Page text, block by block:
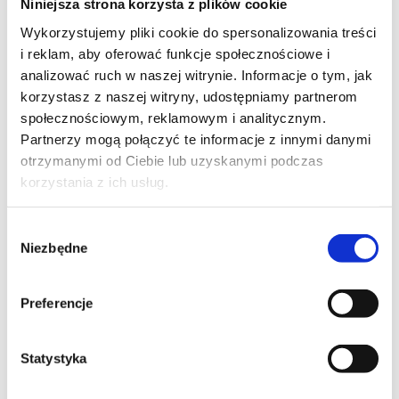
Niniejsza strona korzysta z plików cookie
Wykorzystujemy pliki cookie do spersonalizowania treści
i reklam, aby oferować funkcje społecznościowe i
analizować ruch w naszej witrynie. Informacje o tym, jak
korzystasz z naszej witryny, udostępniamy partnerom
społecznościowym, reklamowym i analitycznym.
Partnerzy mogą połączyć te informacje z innymi danymi
otrzymanymi od Ciebie lub uzyskanymi podczas
korzystania z ich usług.
zgody
Niezbędne
Preferencje
Statystyka
na realizacji celów.
Tu z pomocą przychodzi nasze Nobel Tower w Poznaniu
– Centrum Zaawansowanych Technologii, które oferuje
nowoczesne powierzchnie biurowe, sale konferencyjne
oraz wirtualne biura w samym sercu miasta. To miejsce,
gdzie innowacje spotykają się z komfortem, a
przedsiębiorcy mają możliwość realizacji swoich wizji w
sprzyjających warunkach.
Droga do sukcesu z pomocą Nobel Tower
W naszym Centrum Zaawansowanych Technologii
wytrwałości, ale też odpowiednich narzędzi i wsparcia.
osobach, które nie boją się wyzwań i chcą rozwijać swoje
biznesy w dynamicznym środowisku. Nasze nowoczesne